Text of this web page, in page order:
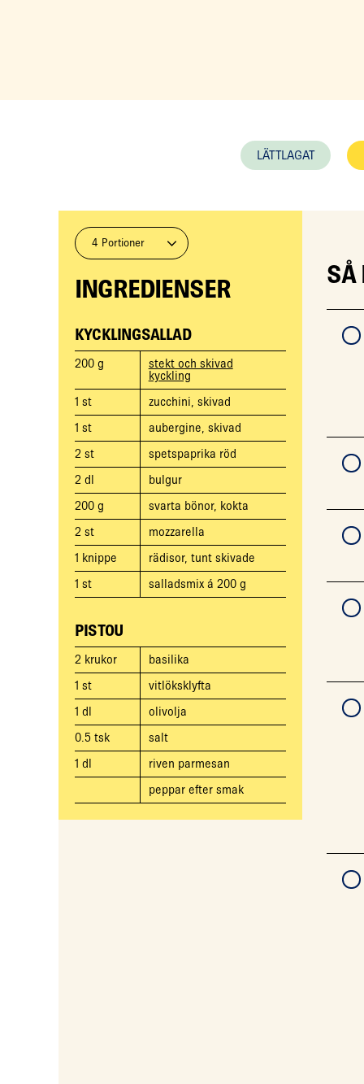
LÄTTLAGAT
4 Portioner
INGREDIENSER
KYCKLINGSALLAD
200 g
stekt och skivad
kyckling
1 st
zucchini, skivad
1 st
aubergine, skivad
2 st
spetspaprika röd
2 dl
bulgur
200 g
svarta bönor, kokta
2 st
mozzarella
1 knippe
rädisor, tunt skivade
1 st salladsmix á 200 g
PISTOU
2 krukor
basilika
1 st
vitlöksklyfta
1 dl
olivolja
0.5 tsk
salt
1 dl
riven parmesan
peppar efter smak
SÅ